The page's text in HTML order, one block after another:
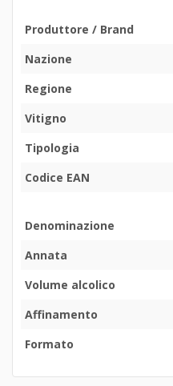
Produttore / Brand
Nazione
Regione
Vitigno
Tipologia
Codice EAN
Denominazione
Annata
Volume alcolico
Affinamento
Formato